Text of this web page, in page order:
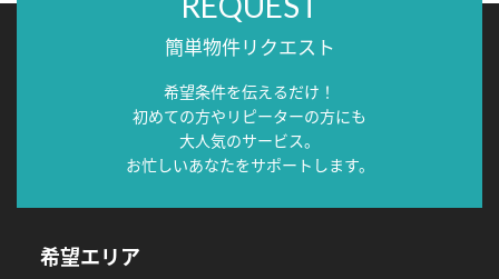
簡単物件リクエスト
希望条件を伝えるだけ！
初めての方やリピーターの方にも
大人気のサービス。
お忙しいあなたをサポートします。
希望エリア